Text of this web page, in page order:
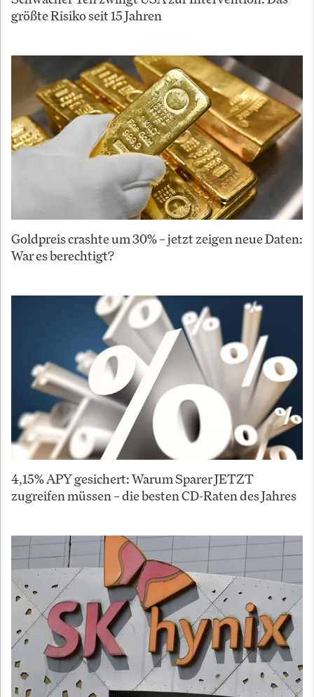
größte Risiko seit 15 Jahren
Goldpreis crashte um 30% – jetzt zeigen neue Daten:
War es berechtigt?
4,15% APY gesichert: Warum Sparer JETZT
zugreifen müssen – die besten CD-Raten des Jahres